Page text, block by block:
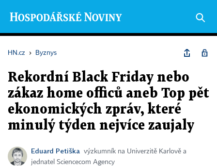
HN.cz › Byznys
Rekordní Black Friday nebo
zákaz home officů aneb Top pět
ekonomických zpráv, které
minulý týden nejvíce zaujaly
Eduard Petiška
výzkumník na Univerzitě Karlově a
jednatel Sciencecom Agency